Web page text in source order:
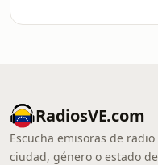
RadiosVE.com
Escucha emisoras de
ciudad, género o estado